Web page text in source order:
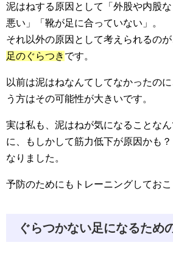
泥はねする原因として「外股や内股
悪い」「靴が足に合っていない」。
それ以外の原因として考えられるのが
足のぐらつき です。
以前は泥はねなんてしてなかったの
う方はその可能性が大きいです。
実は私も、泥はねが気になることな
に、もしかして筋力低下が原因かも
なりました。
予防のためにもトレーニングしておこ
ぐらつかない足になるため